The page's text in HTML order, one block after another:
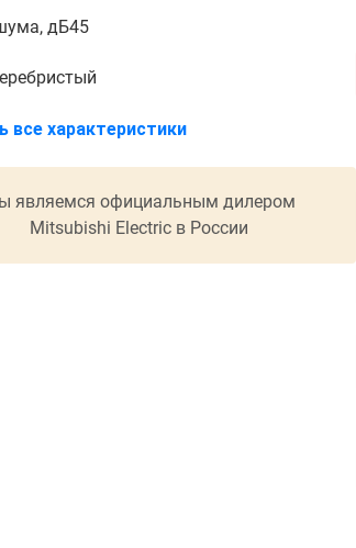
дБ45
все характеристики
являемся официальным дилером
Mitsubishi Electric в России